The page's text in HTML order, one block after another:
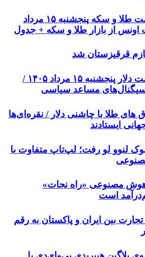
پیش‌ بینی قیمت طلا و سکه پنجشنبه ۱۵ مرداد
قرقیزستان شد
پیش ‌بینی قیمت دلار پنجشنبه ۱۵ مرداد ۱۴۰۵ /
سیگنال‌های مساعد سیاسی
طلا با چاشنی دلار / نقره‌ای‌ها
ایستادند
لنوو لو رفت؛ لپ‌تاپ متفاوت با
هوش مصنوعی «راه نجات»
است
بین ایران و پاکستان به رقم